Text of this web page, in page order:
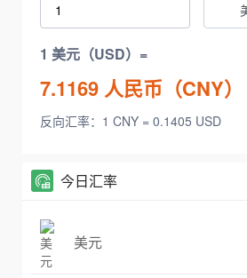
1 美元（USD）=
7.1169 人民币（CNY）
反向汇率：1 CNY = 0.1405 USD
今日汇率
美元